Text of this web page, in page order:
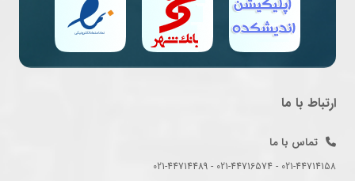
ارتباط با ما
تماس با ما
021-44714158 - 021-44716574 - 021-44714489